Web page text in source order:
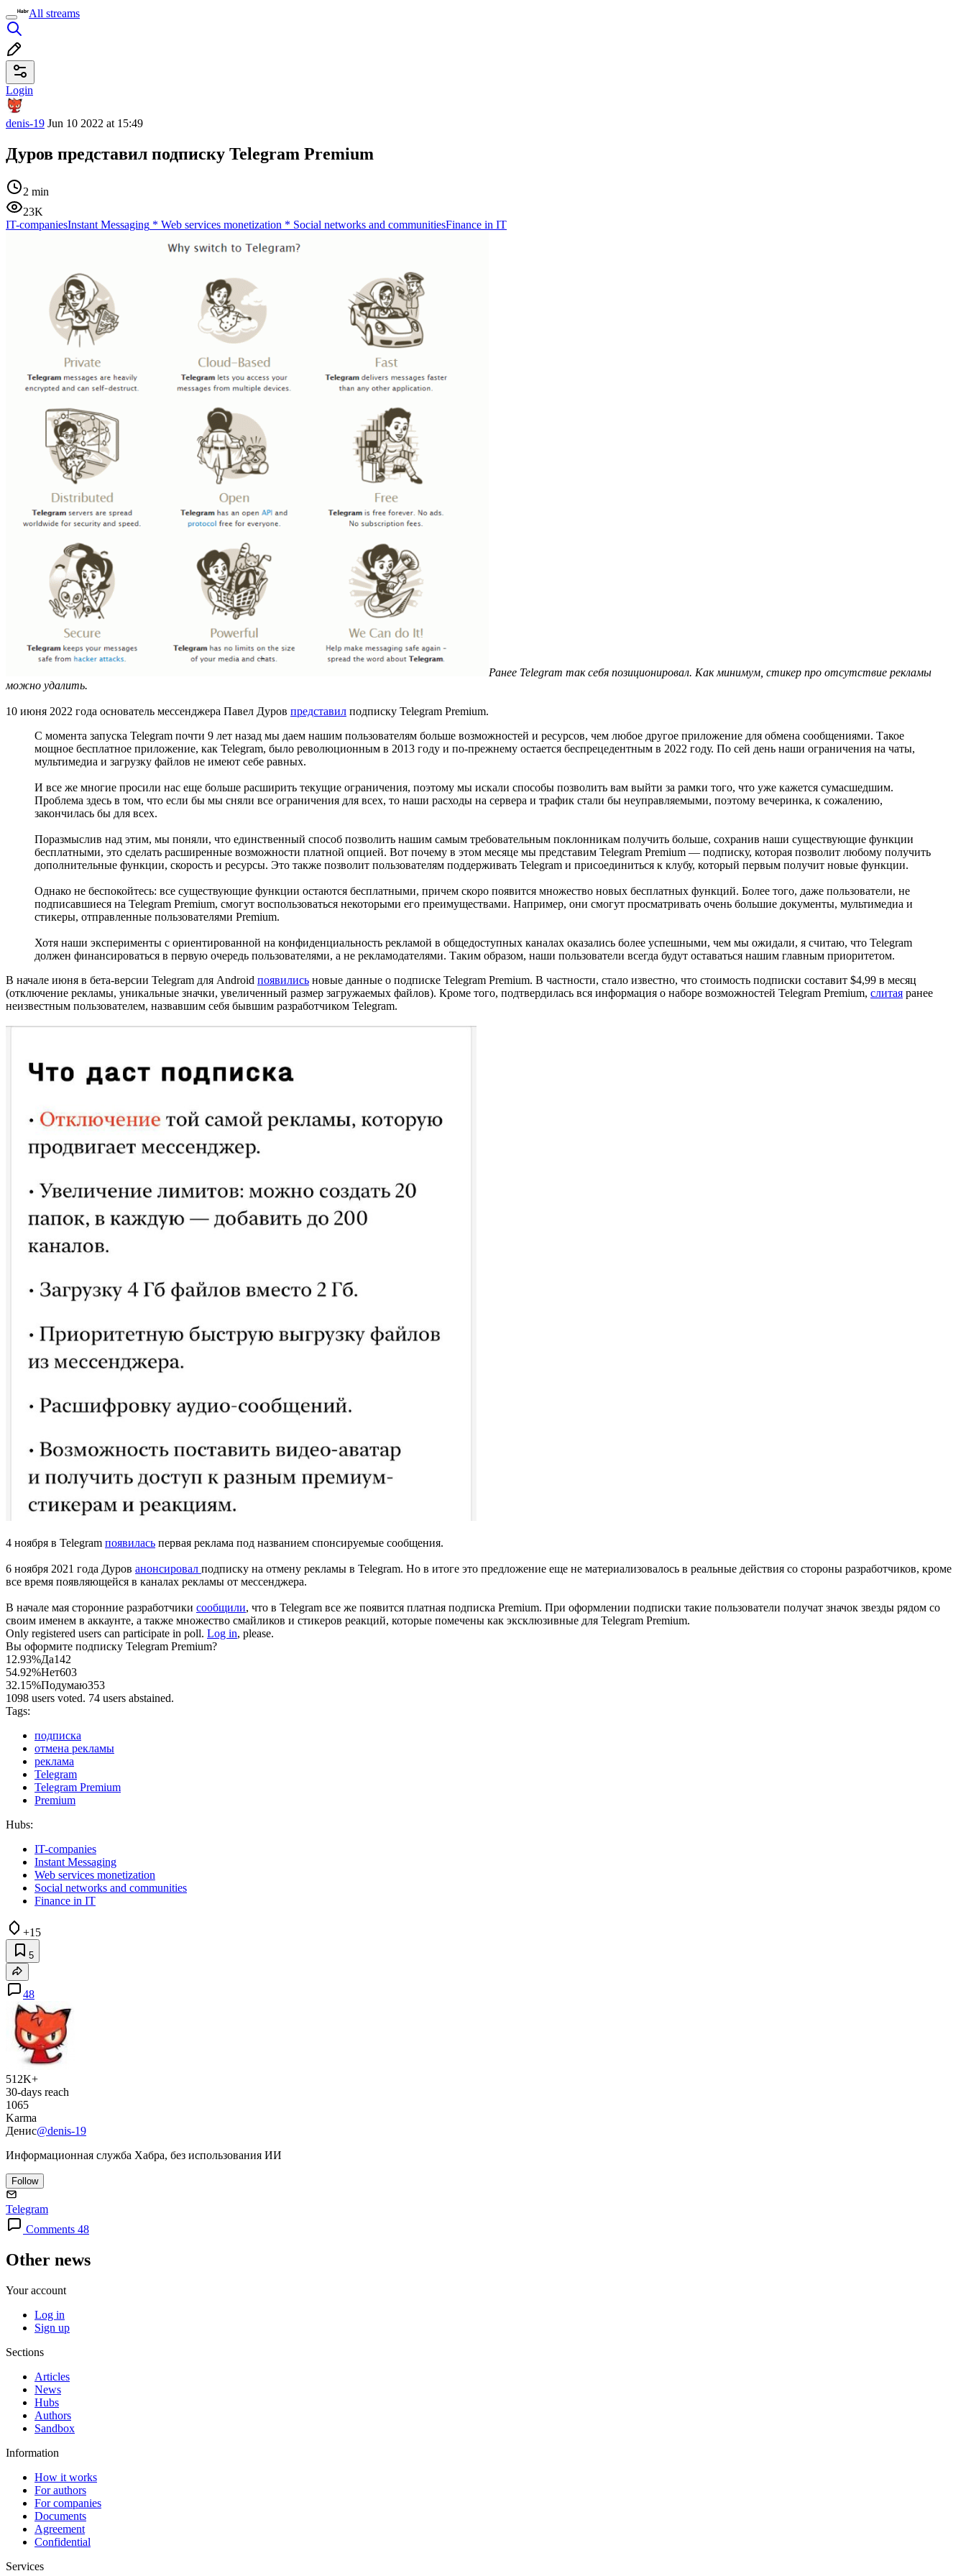
All streams
Login
denis-19 Jun 10 2022 at 15:49
Дуров представил подписку Telegram Premium
2 min
23K
IT-companiesInstant Messaging * Web services monetization * Social networks and communitiesFinance in IT
Ранее Telegram так себя позиционировал. Как минимум, стикер про отсутствие рекламы
можно удалить.
10 июня 2022 года основатель мессенджера Павел Дуров представил подписку Telegram Premium.
С момента запуска Telegram почти 9 лет назад мы даем нашим пользователям больше возможностей и ресурсов, чем любое другое приложение для обмена сообщениями. Такое
мощное бесплатное приложение, как Telegram, было революционным в 2013 году и по-прежнему остается беспрецедентным в 2022 году. По сей день наши ограничения на чаты,
мультимедиа и загрузку файлов не имеют себе равных.
И все же многие просили нас еще больше расширить текущие ограничения, поэтому мы искали способы позволить вам выйти за рамки того, что уже кажется сумасшедшим.
Проблема здесь в том, что если бы мы сняли все ограничения для всех, то наши расходы на сервера и трафик стали бы неуправляемыми, поэтому вечеринка, к сожалению,
закончилась бы для всех.
Поразмыслив над этим, мы поняли, что единственный способ позволить нашим самым требовательным поклонникам получить больше, сохранив наши существующие функции
бесплатными, это сделать расширенные возможности платной опцией. Вот почему в этом месяце мы представим Telegram Premium — подписку, которая позволит любому получить
дополнительные функции, скорость и ресурсы. Это также позволит пользователям поддерживать Telegram и присоединиться к клубу, который первым получит новые функции.
Однако не беспокойтесь: все существующие функции остаются бесплатными, причем скоро появится множество новых бесплатных функций. Более того, даже пользователи, не
подписавшиеся на Telegram Premium, смогут воспользоваться некоторыми его преимуществами. Например, они смогут просматривать очень большие документы, мультимедиа и
стикеры, отправленные пользователями Premium.
Хотя наши эксперименты с ориентированной на конфиденциальность рекламой в общедоступных каналах оказались более успешными, чем мы ожидали, я считаю, что Telegram
должен финансироваться в первую очередь пользователями, а не рекламодателями. Таким образом, наши пользователи всегда будут оставаться нашим главным приоритетом.
В начале июня в бета-версии Telegram для Android появились новые данные о подписке Telegram Premium. В частности, стало известно, что стоимость подписки составит $4,99 в месяц
(отключение рекламы, уникальные значки, увеличенный размер загружаемых файлов). Кроме того, подтвердилась вся информация о наборе возможностей Telegram Premium, слитая ранее
неизвестным пользователем, назвавшим себя бывшим разработчиком Telegram.
4 ноября в Telegram появилась первая реклама под названием спонсируемые сообщения.
6 ноября 2021 года Дуров анонсировал подписку на отмену рекламы в Telegram. Но в итоге это предложение еще не материализовалось в реальные действия со стороны разработчиков, кроме
все время появляющейся в каналах рекламы от мессенджера.
В начале мая сторонние разработчики сообщили, что в Telegram все же появится платная подписка Premium. При оформлении подписки такие пользователи получат значок звезды рядом со
своим именем в аккаунте, а также множество смайликов и стикеров реакций, которые помечены как эксклюзивные для Telegram Premium.
Only registered users can participate in poll. Log in, please.
Вы оформите подписку Telegram Premium?
12.93%Да142
54.92%Нет603
32.15%Подумаю353
1098 users voted. 74 users abstained.
Tags:
подписка
отмена рекламы
реклама
Telegram
Telegram Premium
Premium
Hubs:
IT-companies
Instant Messaging
Web services monetization
Social networks and communities
Finance in IT
+15
5
48
512K+
30-days reach
1065
Karma
Денис@denis-19
Информационная служба Хабра, без использования ИИ
Follow
Telegram
Comments 48
Other news
Your account
Log in
Sign up
Sections
Articles
News
Hubs
Authors
Sandbox
Information
How it works
For authors
For companies
Documents
Agreement
Confidential
Services